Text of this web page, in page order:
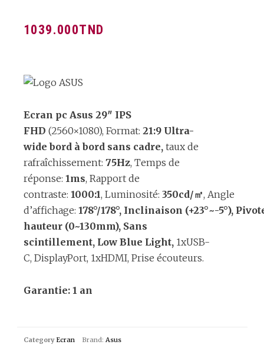
1039.000TND
Ecran pc Asus 29″ IPS
FHD (2560×1080), Format: 21:9 Ultra-
wide bord à bord sans cadre, taux de
rafraîchissement: 75Hz, Temps de
réponse: 1ms, Rapport de
contraste: 1000:1, Luminosité: 350cd/㎡, Angle
d’affichage: 178°/178°, Inclinaison (+23°~-5°),
hauteur (0~130mm), Sans
scintillement, Low Blue Light, 1xUSB-
C, DisplayPort, 1xHDMI, Prise écouteurs.
Garantie: 1 an
Category Ecran Brand: Asus